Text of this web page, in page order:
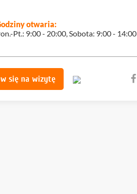
otwaria:
Pt.: 9:00 - 20:00, Sobota: 9:00 - 14:00
się na wizytę